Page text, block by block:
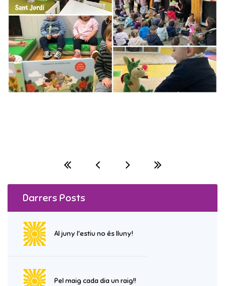
Darrers Posts
Al juny l'estiu no és lluny!
Pel maig cada dia un raig!!